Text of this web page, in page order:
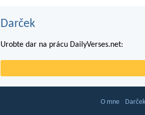
Darček
Urobte dar na prácu DailyVerses.net:
O mne Darček